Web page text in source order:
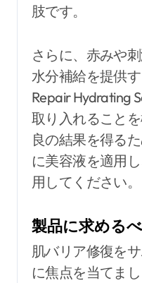
肢です。
さらに、赤みや
水分補給を提供
Repair Hydrating
取り入れること
良の結果を得る
に美容液を適用
用してください。
製品に求める
肌バリア修復を
に焦点を当てま